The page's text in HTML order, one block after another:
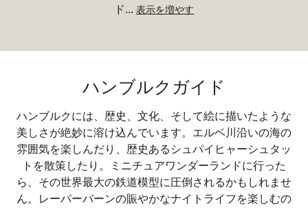
ド... 表示を増やす
ハンブルクガイド
ハンブルクには、歴史、文化、そして絵に描いたような
美しさが絶妙に溶け込んでいます。エルベ川沿いの海の
雰囲気を楽しんだり、歴史あるシュパイヒャーシュタッ
トを散策したり。ミニチュアワンダーランドに行った
ら、その世界最大の鉄道模型に圧倒されるかもしれませ
ん。レーパーバーンの賑やかなナイトライフを楽しむの